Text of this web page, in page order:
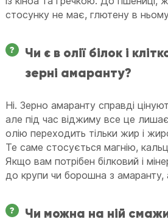
стосунку не має, глютену в
Чи є в олії білок і
зерні амаранту?
Ні. Зерно амаранту справді
але під час віджиму все це
олію переходить тільки жир і
Те саме стосується магнію,
Якщо вам потрібен білковий і
до крупи чи борошна з амаранту,
Чи можна на ній